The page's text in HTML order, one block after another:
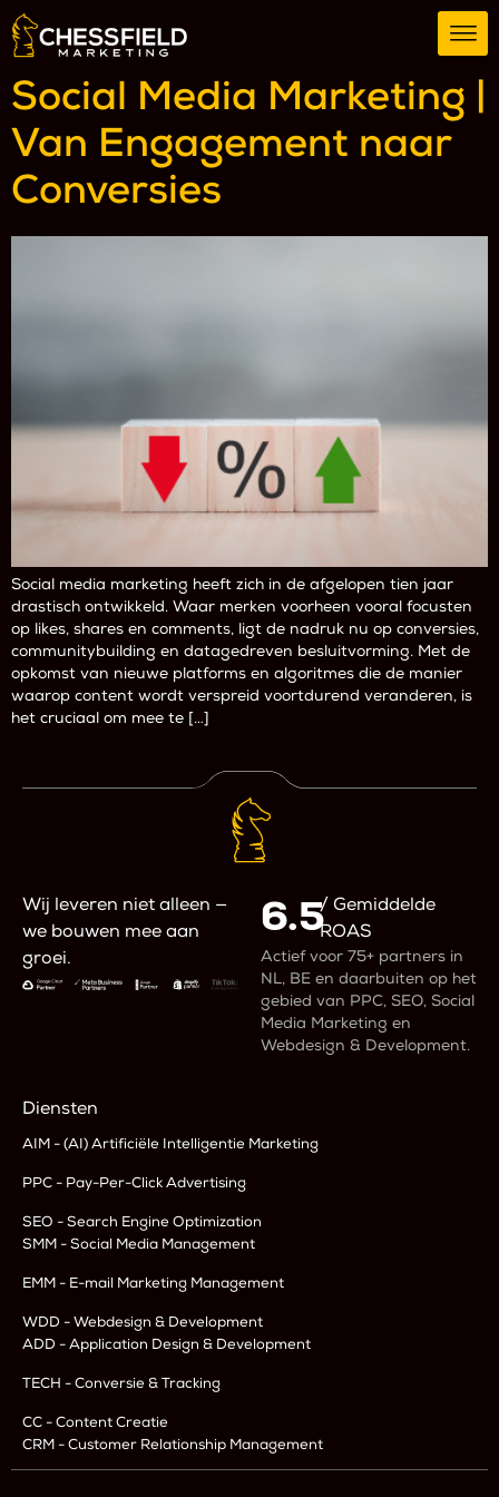
Social Media Marketing |
Van Engagement naar
Conversies
Social media marketing heeft zich in de afgelopen tien jaar
drastisch ontwikkeld. Waar merken voorheen vooral focusten
op likes, shares en comments, ligt de nadruk nu op conversies,
communitybuilding en datagedreven besluitvorming. Met de
opkomst van nieuwe platforms en algoritmes die de manier
waarop content wordt verspreid voortdurend veranderen, is
het cruciaal om mee te […]
Wij leveren niet alleen —
we bouwen mee aan
groei.
6.5/ Gemiddelde
ROAS
Actief voor 75+ partners in
NL, BE en daarbuiten op het
gebied van PPC, SEO, Social
Media Marketing en
Webdesign & Development.
Diensten
AIM - (AI) Artificiële Intelligentie Marketing
PPC - Pay-Per-Click Advertising
SEO - Search Engine Optimization
SMM - Social Media Management
EMM - E-mail Marketing Management
WDD - Webdesign & Development
ADD - Application Design & Development
TECH - Conversie & Tracking
CC - Content Creatie
CRM - Customer Relationship Management